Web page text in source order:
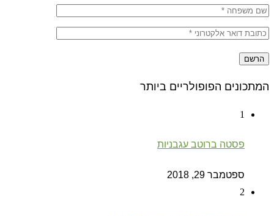
המתכונים הפופולריים ביותר
1
פסטה ברוטב עגבניות
ספטמבר 29, 2018
2